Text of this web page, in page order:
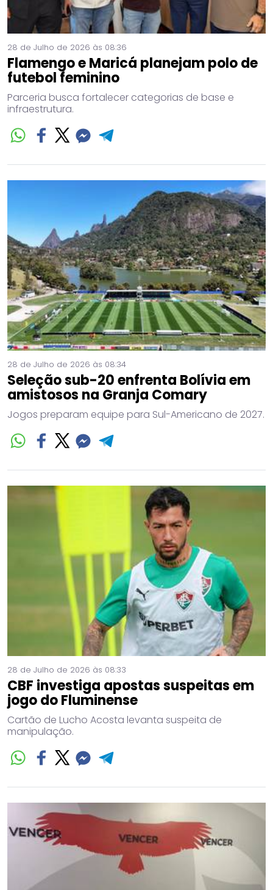
28 de Julho de 2026 às 08:36
Flamengo e Maricá planejam polo de
futebol feminino
Parceria busca fortalecer categorias de base e
infraestrutura.
28 de Julho de 2026 às 08:34
Seleção sub-20 enfrenta Bolívia em
amistosos na Granja Comary
Jogos preparam equipe para Sul-Americano de 2027.
28 de Julho de 2026 às 08:33
CBF investiga apostas suspeitas em
jogo do Fluminense
Cartão de Lucho Acosta levanta suspeita de
manipulação.